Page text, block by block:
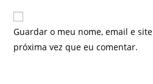
Guardar o meu nome, email e
próxima vez que eu comentar.